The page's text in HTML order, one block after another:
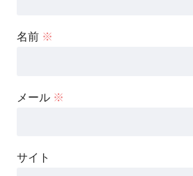
名前 ※
メール ※
サイト